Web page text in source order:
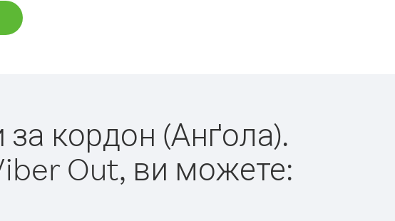
за кордон (Анґола).
Out, ви можете: